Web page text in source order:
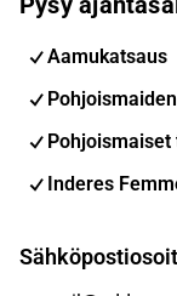
Aamukatsaus
Inderes